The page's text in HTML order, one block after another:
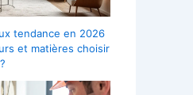
tendance en 2026
et matières choisir